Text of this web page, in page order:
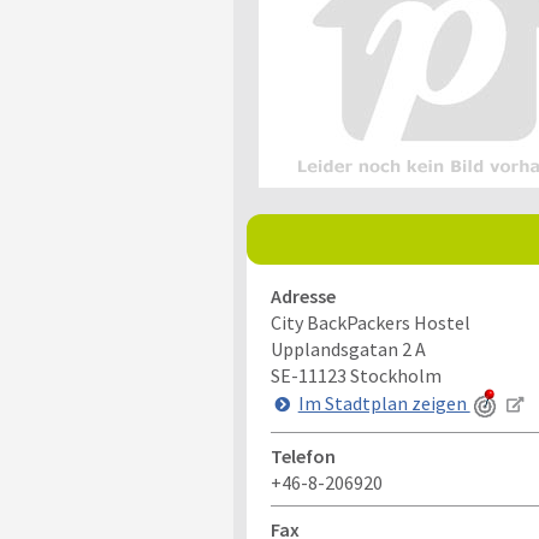
Adresse
City BackPackers Hostel
Upplandsgatan 2 A
SE-11123 Stockholm
Im Stadtplan zeigen
Telefon
+46-8-206920
Fax